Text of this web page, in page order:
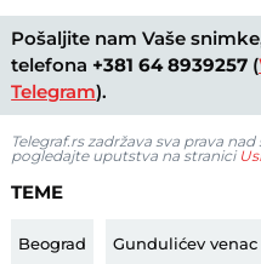
Pošaljite nam Vaše
telefona +381 64 8939257 (
Telegram).
Telegraf.rs zadržava sva prava
pogledajte uputstva na stranici
TEME
Beograd Gundulićev venac